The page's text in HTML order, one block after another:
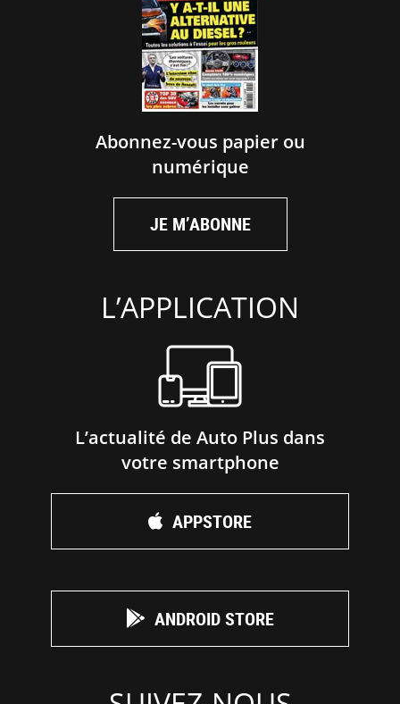
Abonnez-vous papier ou
numérique
JE M’ABONNE
L’APPLICATION
L’actualité de Auto Plus dans
votre smartphone
APPSTORE
ANDROID STORE